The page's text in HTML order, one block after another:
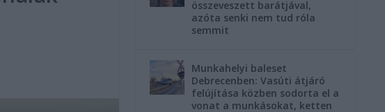
összeveszett barátjával,
azóta senki nem tud róla
semmit
Munkahelyi baleset
Debrecenben: Vasúti átjáró
felújítása közben sodorta el a
vonat a munkásokat, ketten